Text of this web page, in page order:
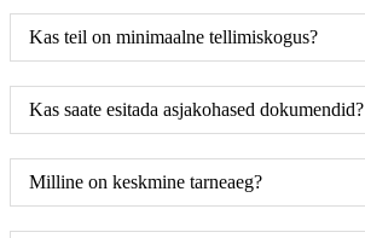
Kas teil on minimaalne tellimiskogus?
Kas saate esitada asjakohased dokumendid?
Milline on keskmine tarneaeg?